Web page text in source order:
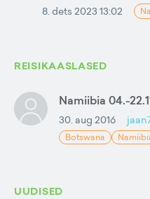
8. dets 2023 13:02
REISIKAASLASED
Namiibia 04.-
30. aug 2016
Botswana
UUDISED